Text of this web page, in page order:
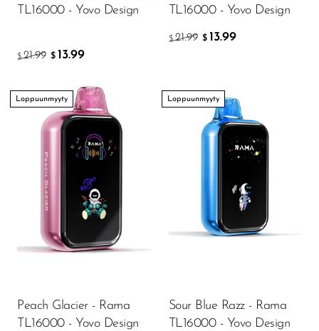
VapMod
Vozol
Yo Bar
YOXY
Yovo
Zovoo by Voopoo
Dragbar
TL16000 - Yovo Design
$ 21.99 $ 13.99
TL16000 - Yovo Design
$ 21.99 $ 13.99
Loppuunmyyty
Peach Glacier - Rama
TL16000 - Yovo Design
Loppuunmyyty
Sour Blue Razz - Rama
TL16000 - Yovo Design